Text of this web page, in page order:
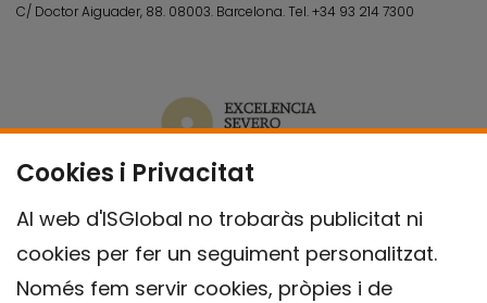
Cookies i Privacitat
Al web d'ISGlobal no trobaràs publicitat ni
cookies per fer un seguiment personalitzat.
Només fem servir cookies, pròpies i de
C/ Doctor Aiguader, 88. 08003. Barcelona.Tel.+34 93 214 7300